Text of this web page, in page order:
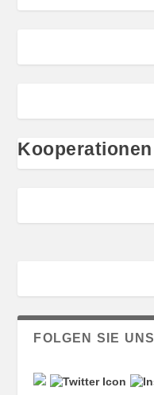
Kooperationen
FOLGEN SIE UNS